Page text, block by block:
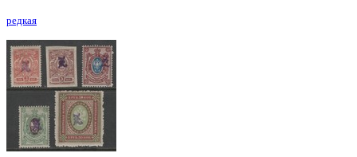
редкая